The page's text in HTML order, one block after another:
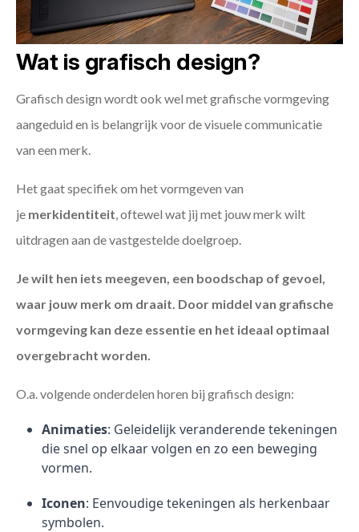
Wat is grafisch design?
Grafisch design wordt ook wel met grafische vormgeving
aangeduid en is belangrijk voor de visuele communicatie
van een merk.
Het gaat specifiek om het vormgeven van
je merkidentiteit , oftewel wat jij met jouw merk wilt
uitdragen aan de vastgestelde doelgroep.
Je wilt hen iets meegeven, een boodschap of gevoel,
waar jouw merk om draait. Door middel van grafische
vormgeving kan deze essentie en het ideaal optimaal
overgebracht worden.
O.a. volgende onderdelen horen bij grafisch design:
Animaties: Geleidelijk veranderende tekeningen
die snel op elkaar volgen en zo een beweging
vormen.
Iconen: Eenvoudige tekeningen als herkenbaar
symbolen.